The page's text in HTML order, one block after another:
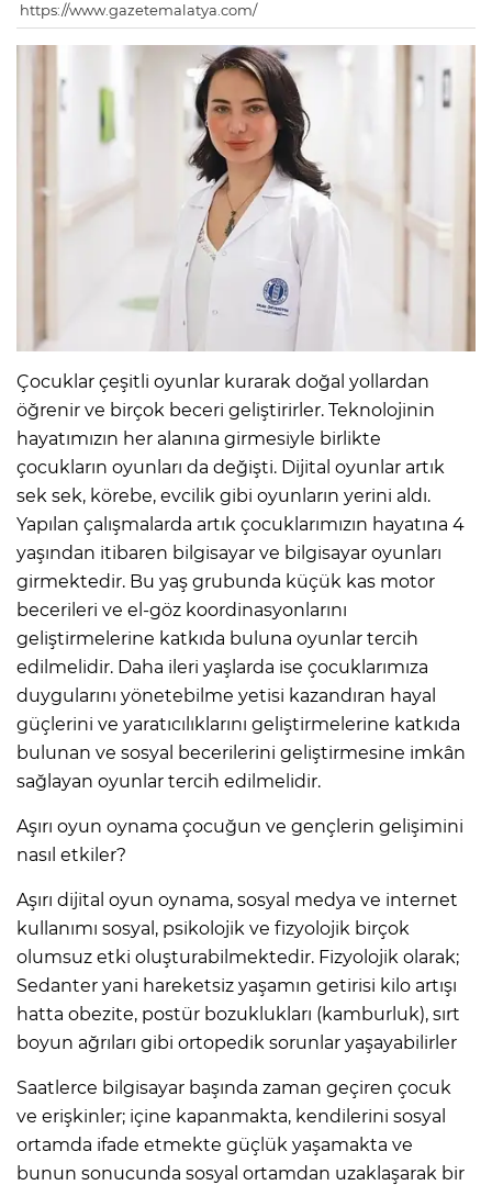
https://www.gazetemalatya.com/
Çocuklar çeşitli oyunlar kurarak doğal yollardan
öğrenir ve birçok beceri geliştirirler. Teknolojinin
hayatımızın her alanına girmesiyle birlikte
çocukların oyunları da değişti. Dijital oyunlar artık
sek sek, körebe, evcilik gibi oyunların yerini aldı.
Yapılan çalışmalarda artık çocuklarımızın hayatına 4
yaşından itibaren bilgisayar ve bilgisayar oyunları
girmektedir. Bu yaş grubunda küçük kas motor
becerileri ve el-göz koordinasyonlarını
geliştirmelerine katkıda buluna oyunlar tercih
edilmelidir. Daha ileri yaşlarda ise çocuklarımıza
duygularını yönetebilme yetisi kazandıran hayal
güçlerini ve yaratıcılıklarını geliştirmelerine katkıda
bulunan ve sosyal becerilerini geliştirmesine imkân
sağlayan oyunlar tercih edilmelidir.
Aşırı oyun oynama çocuğun ve gençlerin gelişimini
nasıl etkiler?
Aşırı dijital oyun oynama, sosyal medya ve internet
kullanımı sosyal, psikolojik ve fizyolojik birçok
olumsuz etki oluşturabilmektedir. Fizyolojik olarak;
Sedanter yani hareketsiz yaşamın getirisi kilo artışı
hatta obezite, postür bozuklukları (kamburluk), sırt
boyun ağrıları gibi ortopedik sorunlar yaşayabilirler
Saatlerce bilgisayar başında zaman geçiren çocuk
ve erişkinler; içine kapanmakta, kendilerini sosyal
ortamda ifade etmekte güçlük yaşamakta ve
bunun sonucunda sosyal ortamdan uzaklaşarak bir